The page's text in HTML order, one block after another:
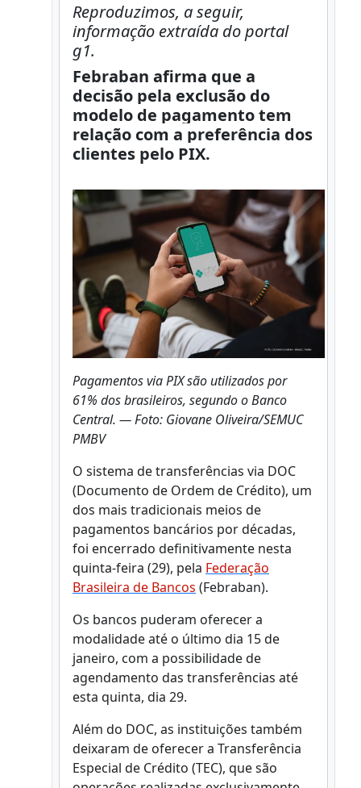
Reproduzimos, a seguir,
informação extraída do portal
g1.
Febraban afirma que a
decisão pela exclusão do
modelo de pagamento tem
relação com a preferência dos
clientes pelo PIX.
Pagamentos via PIX são utilizados por
61% dos brasileiros, segundo o Banco
Central. — Foto: Giovane Oliveira/SEMUC
PMBV
O sistema de transferências via DOC
(Documento de Ordem de Crédito), um
dos mais tradicionais meios de
pagamentos bancários por décadas,
foi encerrado definitivamente nesta
quinta-feira (29), pela Federação
Brasileira de Bancos (Febraban).
Os bancos puderam oferecer a
modalidade até o último dia 15 de
janeiro, com a possibilidade de
agendamento das transferências até
esta quinta, dia 29.
Além do DOC, as instituições também
deixaram de oferecer a Transferência
Especial de Crédito (TEC), que são